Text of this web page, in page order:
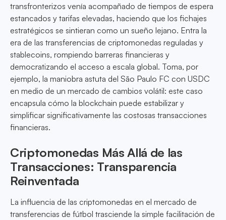
transfronterizos venía acompañado de tiempos de espera
estancados y tarifas elevadas, haciendo que los fichajes
estratégicos se sintieran como un sueño lejano. Entra la
era de las transferencias de criptomonedas reguladas y
stablecoins, rompiendo barreras financieras y
democratizando el acceso a escala global. Toma, por
ejemplo, la maniobra astuta del São Paulo FC con USDC
en medio de un mercado de cambios volátil: este caso
encapsula cómo la blockchain puede estabilizar y
simplificar significativamente las costosas transacciones
financieras.
Criptomonedas Más Allá de las
Transacciones: Transparencia
Reinventada
La influencia de las criptomonedas en el mercado de
transferencias de fútbol trasciende la simple facilitación de